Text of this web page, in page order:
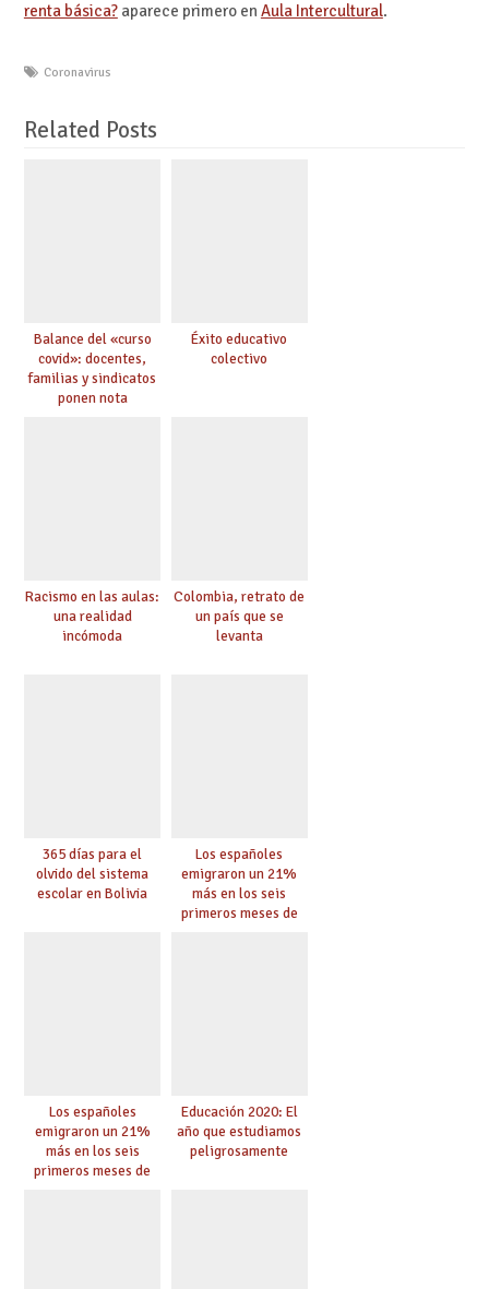
renta básica?aparece primero en Aula Intercultural.
Coronavirus
Related Posts
Balance del «curso
covid»: docentes,
familias y sindicatos
ponen nota
Éxito educativo
colectivo
Racismo en las aulas:
una realidad
incómoda
Colombia, retrato de
un país que se
levanta
365 días para el
olvido del sistema
escolar en Bolivia
Los españoles
emigraron un 21%
más en los seis
primeros meses de
Los españoles
emigraron un 21%
más en los seis
primeros meses de
Educación 2020: El
año que estudiamos
peligrosamente